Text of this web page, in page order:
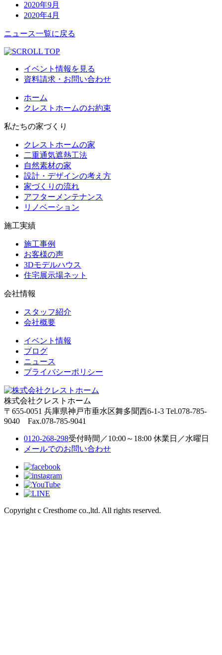
2020年9月
2020年4月
ニュース一覧に戻る
イベント情報を見る
資料請求・お問い合わせ
ホーム
クレストホームのお約束
私たちの家づくり
クレストホームの家
二重通気遮熱工法
自然素材の家
設計・デザインの考え方
家づくりの流れ
アフターメンテナンス
リノベーション
施工実績
施工事例
お客様の声
3Dモデルハウス
住宅展示場ネット
会社情報
スタッフ紹介
会社概要
イベント情報
ブログ
ニュース
プライバシーポリシー
株式会社クレストホーム
〒655-0051 兵庫県神戸市垂水区舞多聞西6-1-3 Tel.078-785-
9040 Fax.078-785-9041
0120-268-298受付時間／10:00～18:00 休業日／水曜日
メールでのお問い合わせ
Copyright c Cresthome co.,ltd. All rights reserved.